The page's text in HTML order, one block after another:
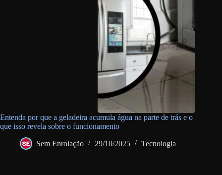
Entenda por que a geladeira acumula água na parte de trás e o
que isso revela sobre o funcionamento
Sem Enrolação 29/10/2025 Tecnologia